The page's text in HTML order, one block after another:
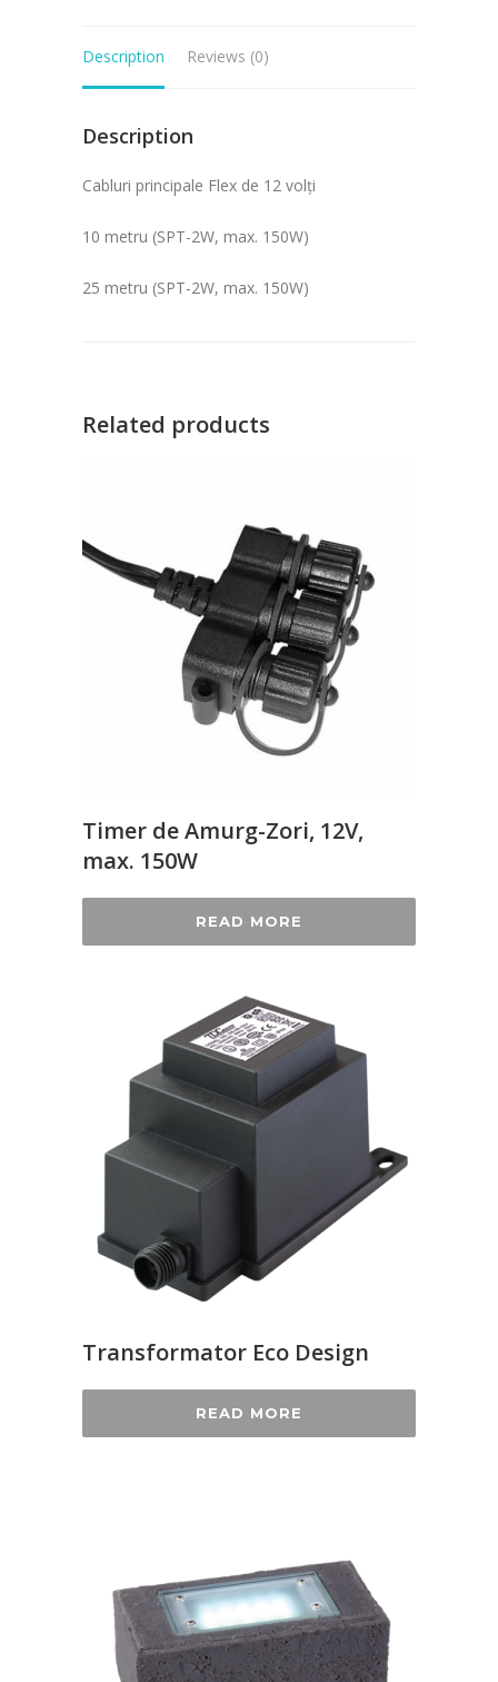
Description Reviews (0)
Description
Cabluri principale Flex de 12 volți
10 metru (SPT-2W, max. 150W)
25 metru (SPT-2W, max. 150W)
Related products
Timer de Amurg-Zori, 12V,
max. 150W
READ MORE
Transformator Eco Design
READ MORE